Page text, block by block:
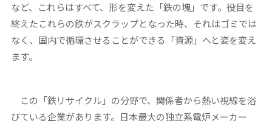
など、これらはすべて、形を変えた「鉄の塊」です。役目を
終えたこれらの鉄がスクラップとなった時、それはゴミでは
なく、国内で循環させることができる「資源」へと姿を変え
ます。
この「鉄リサイクル」の分野で、関係者から熱い視線を浴
びている企業があります。日本最大の独立系電炉メーカー